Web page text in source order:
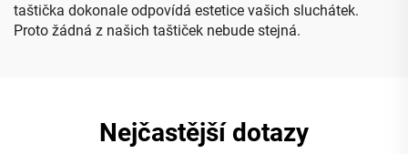
taštička dokonale odpovídá estetice vašich sluchátek.
Proto žádná z našich taštiček nebude stejná.
Nejčastější dotazy